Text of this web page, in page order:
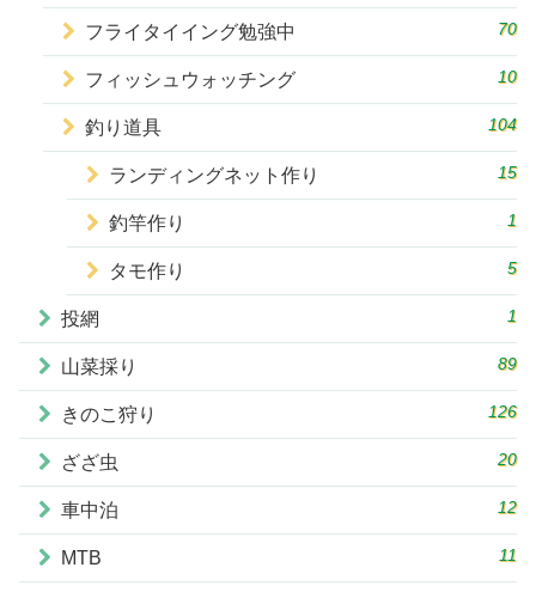
フライタイイング勉強中 70
フィッシュウォッチング 10
釣り道具 104
ランディングネット作り 15
釣竿作り 1
タモ作り 5
投網 1
山菜採り 89
きのこ狩り 126
ざざ虫 20
車中泊 12
MTB 11